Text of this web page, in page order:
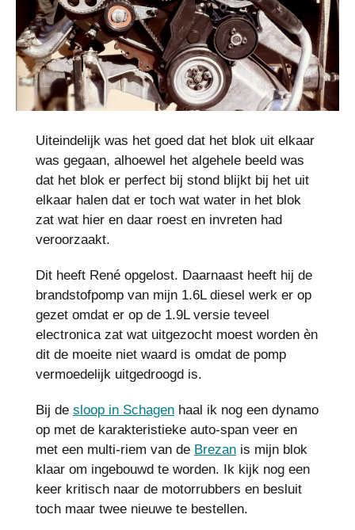
Uiteindelijk was het goed dat het blok uit elkaar
was gegaan, alhoewel het algehele beeld was
dat het blok er perfect bij stond blijkt bij het uit
elkaar halen dat er toch wat water in het blok
zat wat hier en daar roest en invreten had
veroorzaakt.
Dit heeft René opgelost. Daarnaast heeft hij de
brandstofpomp van mijn 1.6L diesel werk er op
gezet omdat er op de 1.9L versie teveel
electronica zat wat uitgezocht moest worden èn
dit de moeite niet waard is omdat de pomp
vermoedelijk uitgedroogd is.
Bij de sloop in Schagen haal ik nog een dynamo
op met de karakteristieke auto-span veer en
met een multi-riem van de Brezan is mijn blok
klaar om ingebouwd te worden. Ik kijk nog een
keer kritisch naar de motorrubbers en besluit
toch maar twee nieuwe te bestellen.